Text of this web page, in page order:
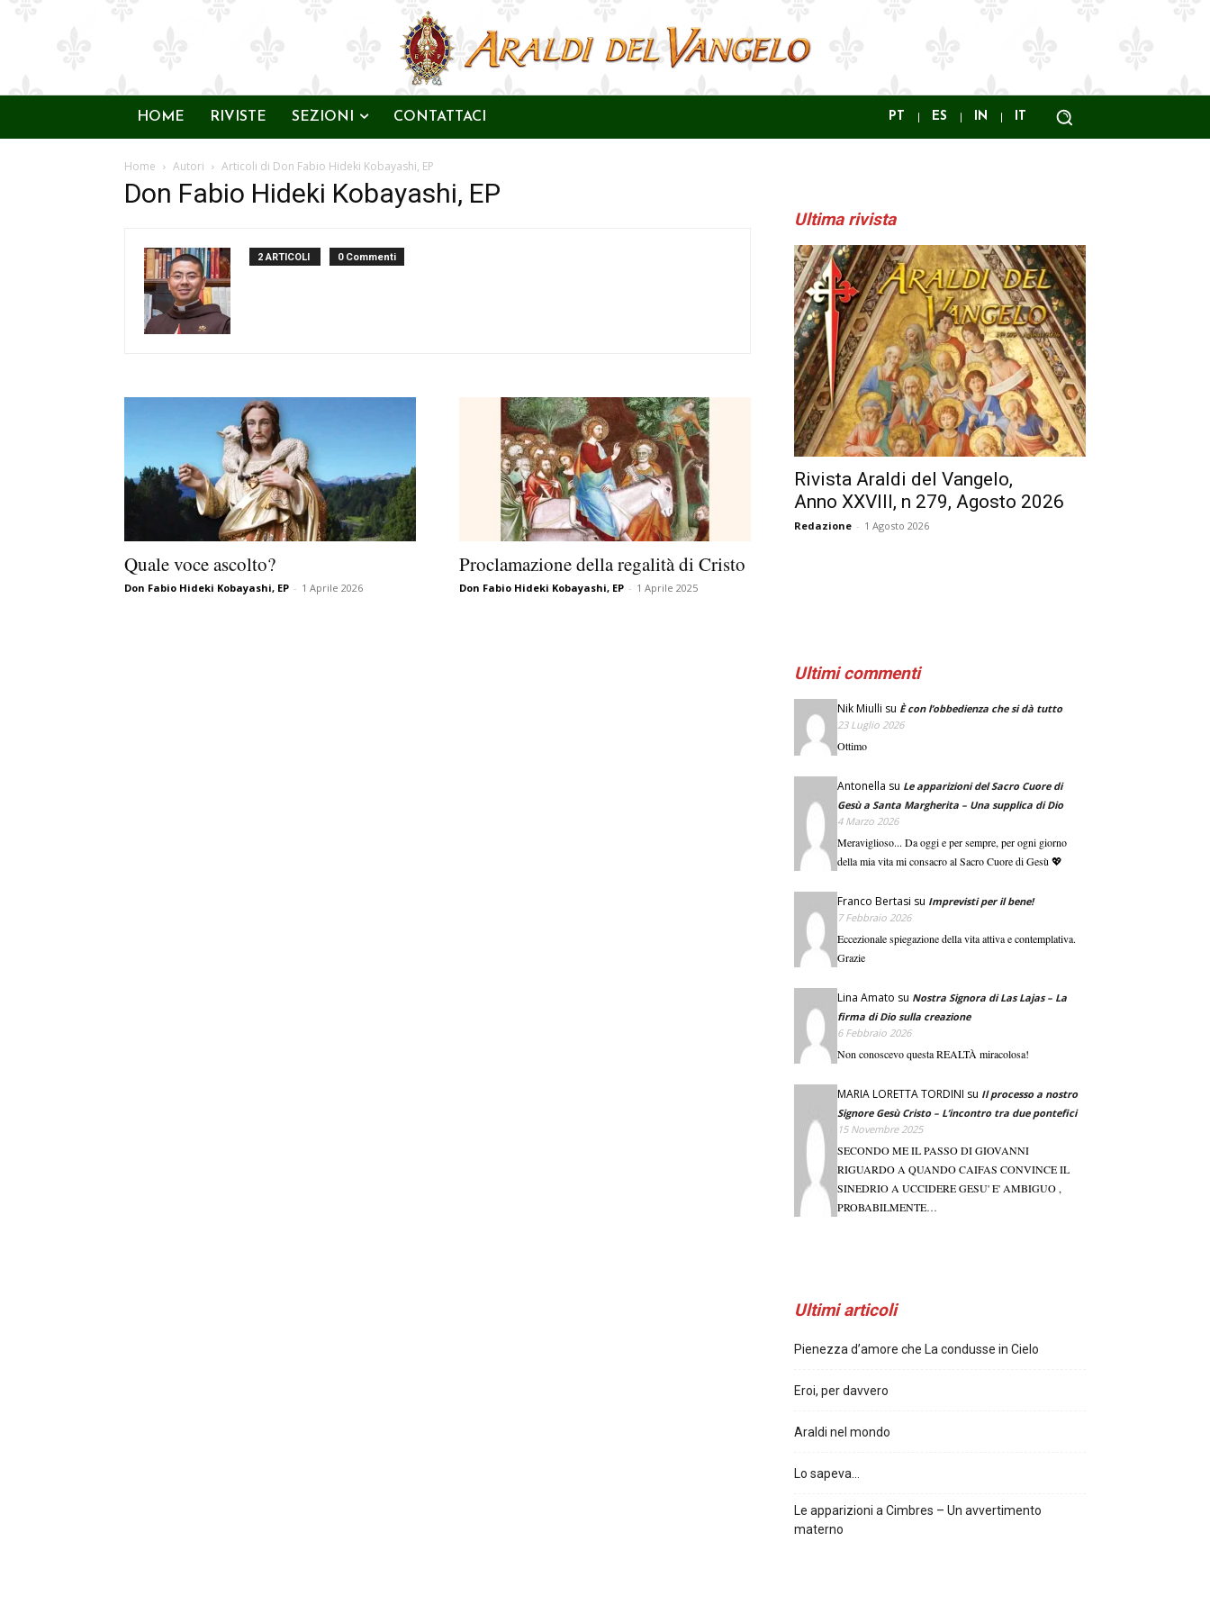
HOME RIVISTE SEZIONI CONTATTACI PT ES IN IT
Home Autori Articoli di Don Fabio Hideki Kobayashi, EP
Don Fabio Hideki Kobayashi, EP
2 ARTICOLI 0 Commenti
Quale voce ascolto?
Don Fabio Hideki Kobayashi, EP - 1 Aprile 2026
Proclamazione della regalità di Cristo
Don Fabio Hideki Kobayashi, EP - 1 Aprile 2025
Ultima rivista
Rivista Araldi del Vangelo,
Anno XXVIII, n 279, Agosto 2026
Redazione - 1 Agosto 2026
Ultimi commenti
Nik Miulli su È con l’obbedienza che si dà tutto
23 Luglio 2026
Ottimo
Antonella su Le apparizioni del Sacro Cuore di
Gesù a Santa Margherita – Una supplica di Dio
4 Marzo 2026
Meraviglioso... Da oggi e per sempre, per ogni giorno
della mia vita mi consacro al Sacro Cuore di Gesù 💖
Franco Bertasi su Imprevisti per il bene!
7 Febbraio 2026
Eccezionale spiegazione della vita attiva e contemplativa.
Grazie
Lina Amato su Nostra Signora di Las Lajas – La
firma di Dio sulla creazione
6 Febbraio 2026
Non conoscevo questa REALTÀ miracolosa!
MARIA LORETTA TORDINI su Il processo a nostro
Signore Gesù Cristo – L’incontro tra due pontefici
15 Novembre 2025
SECONDO ME IL PASSO DI GIOVANNI
RIGUARDO A QUANDO CAIFAS CONVINCE IL
SINEDRIO A UCCIDERE GESU' E' AMBIGUO ,
PROBABILMENTE…
Ultimi articoli
Pienezza d’amore che La condusse in Cielo
Eroi, per davvero
Araldi nel mondo
Lo sapeva…
Le apparizioni a Cimbres – Un avvertimento
materno